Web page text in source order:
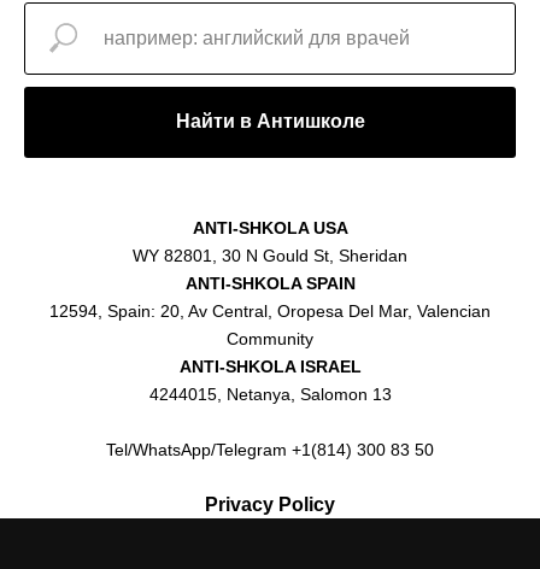
Найти в Антишколе
ANTI-SHKOLA USA
WY 82801, 30 N Gould St, Sheridan
ANTI-SHKOLA SPAIN
12594, Spain: 20, Av Central, Oropesa Del Mar, Valencian
Community
ANTI-SHKOLA ISRAEL
4244015, Netanya, Salomon 13
Tel/WhatsApp/Telegram +1(814) 300 83 50
Privacy Policy